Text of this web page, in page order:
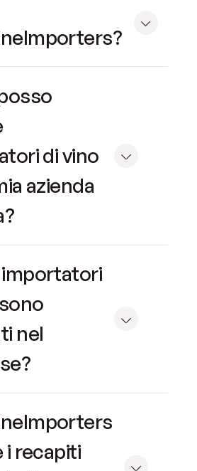
di vino
azienda
nel
i recapiti